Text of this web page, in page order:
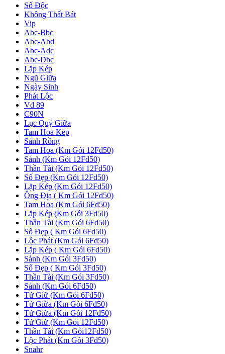
Số Độc
Không Thất Bát
Vip
Abc-Bbc
Abc-Abd
Abc-Adc
Abc-Dbc
Lặp Kép
Ngũ Giữa
Ngày Sinh
Phát Lộc
Vd 89
C90N
Lục Quý Giữa
Tam Hoa Kép
Sảnh Rồng
Tam Hoa (Km Gói 12Fd50)
Sảnh (Km Gói 12Fd50)
Thần Tài (Km Gói 12Fd50)
Số Đẹp (Km Gói 12Fd50)
Lặp Kép (Km Gói 12Fd50)
Ông Địa ( Km Gói 12Fd50)
Tam Hoa (Km Gói 6Fd50)
Lặp Kép (Km Gói 3Fd50)
Thần Tài (Km Gói 6Fd50)
Số Đẹp ( Km Gói 6Fd50)
Lộc Phát (Km Gói 6Fd50)
Lặp Kép ( Km Gói 6Fd50)
Sảnh (Km Gói 3Fd50)
Số Đẹp ( Km Gói 3Fd50)
Thần Tài (Km Gói 3Fd50)
Sảnh (Km Gói 6Fd50)
Tứ Giữ (Km Gói 6Fd50)
Tứ Giữa (Km Gói 6Fd50)
Tứ Giữa (Km Gói 12Fd50)
Tứ Giữ (Km Gói 12Fd50)
Thần Tài (Km Gói12Fd50)
Lộc Phát (Km Gói 3Fd50)
Snahr